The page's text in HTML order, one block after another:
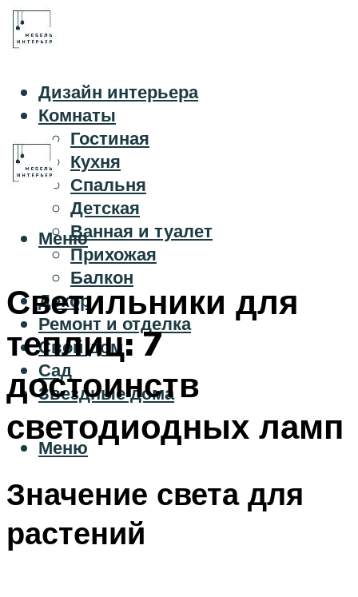
Дизайн интерьера
Комнаты
Гостиная
Кухня
Спальня
Детская
Ванная и туалет
Прихожая
Балкон
Декор
Ремонт и отделка
Свой дом
Сад
Звездные дома
Меню
Меню
Светильники для
теплиц: 7
достоинств
светодиодных ламп
Значение света для
растений